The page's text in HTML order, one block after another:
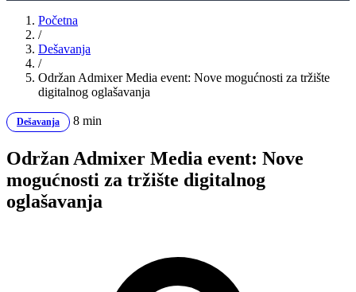
Početna
/
Dešavanja
/
Održan Admixer Media event: Nove mogućnosti za tržište
digitalnog oglašavanja
Dešavanja 8 min
Održan Admixer Media event: Nove
mogućnosti za tržište digitalnog
oglašavanja